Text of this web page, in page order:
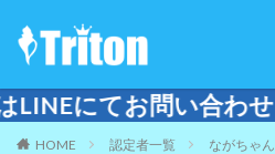
問い合わせください。
HOME 認定者一覧 ながちゃん